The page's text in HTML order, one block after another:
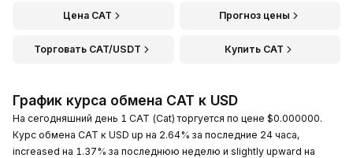
Цена CAT Прогноз цены
Торговать CAT/USDT Купить CAT
График курса обмена CAT к USD
На сегодняшний день 1 CAT (Cat) торгуется по цене $0.000000.
Курс обмена CAT к USD up на 2.64% за последние 24 часа,
increased на 1.37% за последнюю неделю и slightly upward на